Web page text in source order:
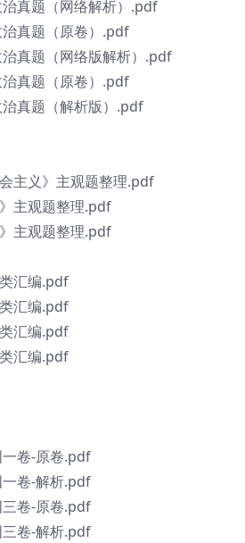
真题（网络解析）.pdf
真题（原卷）.pdf
真题（网络版解析）.pdf
真题（原卷）.pdf
真题（解析版）.pdf
主义》主观题整理.pdf
主观题整理.pdf
主观题整理.pdf
汇编.pdf
汇编.pdf
汇编.pdf
汇编.pdf
卷-原卷.pdf
卷-解析.pdf
卷-原卷.pdf
卷-解析.pdf